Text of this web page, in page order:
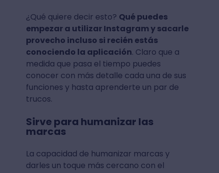
¿Qué quiere decir esto? Qué puedes
empezar a utilizar Instagram y sacarle
provecho incluso si recién estás
conociendo la aplicación. Claro que a
medida que pasa el tiempo puedes
conocer con más detalle cada una de sus
funciones y hasta aprenderte un par de
trucos.
Sirve para humanizar las
marcas
La capacidad de humanizar marcas y
darles un toque más cercano con el